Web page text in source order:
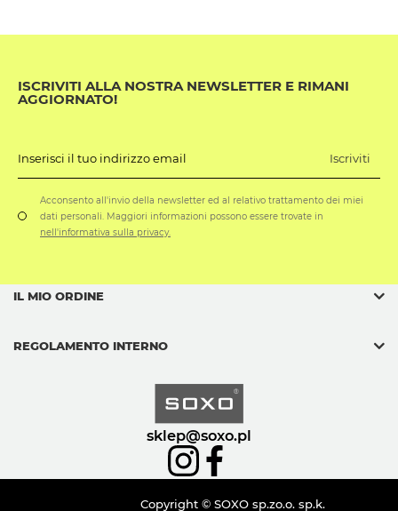
ISCRIVITI ALLA NOSTRA NEWSLETTER E RIMANI
AGGIORNATO!
Inserisci il tuo indirizzo email Iscriviti
Acconsento all'invio della newsletter ed al relativo trattamento dei miei
dati personali. Maggiori informazioni possono essere trovate in
nell'informativa sulla privacy.
sklep@soxo.pl
IL MIO ORDINE
REGOLAMENTO INTERNO
Copyright © SOXO sp.zo.o. sp.k.